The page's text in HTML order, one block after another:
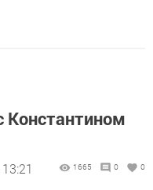
1665 0 0